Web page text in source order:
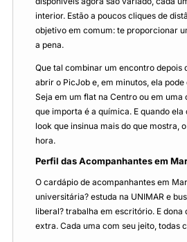
interior. Estão a poucos cliques de
objetivo em comum: te proporcionar
a pena.
Que tal combinar um encontro depois
abrir o PicJob e, em minutos, ela
Seja em um flat na Centro ou em uma
que importa é a química. E quando
look que insinua mais do que mostra,
hora.
Perfil das Acompanhantes em
O cardápio de acompanhantes em
universitária? estuda na UNIMAR e
liberal? trabalha em escritório. E dona
extra. Cada uma com seu jeito, todas